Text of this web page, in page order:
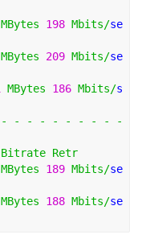
MBytes 198 Mbits/se
MBytes 209 Mbits/se
MBytes 186 Mbits/s
- - - - - - - - -
-
Bitrate Retr
MBytes 189 Mbits/se
MBytes 188 Mbits/se